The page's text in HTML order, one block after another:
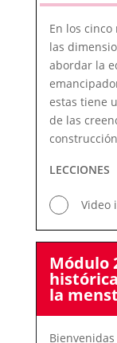
En los
las
abordar la
estas tiene
de las
LECCIONES
Video
Módulo
la